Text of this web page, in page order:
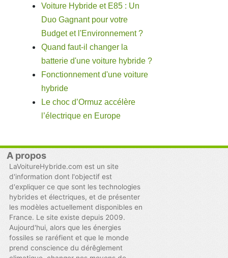
Voiture Hybride et E85 : Un
Duo Gagnant pour votre
Budget et l'Environnement ?
Quand faut-il changer la
batterie d'une voiture hybride ?
Fonctionnement d'une voiture
hybride
Le choc d’Ormuz accélère
l’électrique en Europe
A propos
LaVoitureHybride.com est un site
d'information dont l'objectif est
d'expliquer ce que sont les technologies
hybrides et électriques, et de présenter
les modèles actuellement disponibles en
France. Le site existe depuis 2009.
Aujourd'hui, alors que les énergies
fossiles se raréfient et que le monde
prend conscience du dérêglement